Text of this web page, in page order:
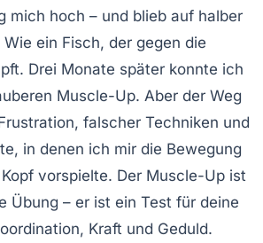
mich hoch – und blieb auf halber
ein Fisch, der gegen die
Drei Monate später konnte ich
Muscle-Up. Aber der Weg
falscher Techniken und
in denen ich mir die Bewegung
vorspielte. Der Muscle-Up ist
Übung – er ist ein Test für deine
Kraft und Geduld.